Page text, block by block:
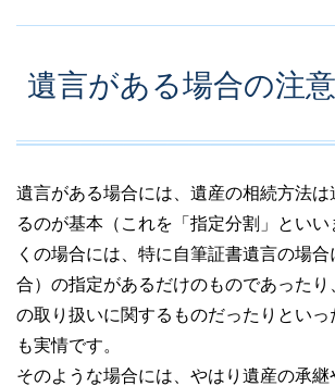
遺言がある場合の注
遺言がある場合には、遺産の相続方法
るのが基本（これを「指定分割」とい
くの場合には、特に自筆証書遺言の場合
合）の指定があるだけのものであったり
の取り扱いに関するものだったりとい
も実情です。
そのような場合には、やはり遺産の承